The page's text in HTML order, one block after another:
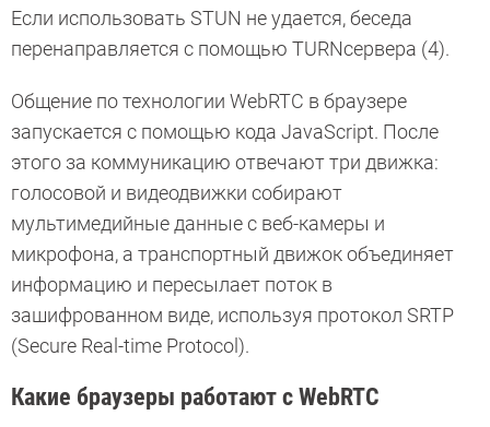
Если использовать STUN не удается, беседа
перенаправляется с помощью TURNсервера (4).
Общение по технологии WebRTC в браузере
запускается с помощью кода JavaScript. После
этого за коммуникацию отвечают три движка:
голосовой и видеодвижки собирают
мультимедийные данные с веб-камеры и
микрофона, а транспортный движок объединяет
информацию и пересылает поток в
зашифрованном виде, используя протокол SRTP
(Secure Real-time Protocol).
Какие браузеры работают с WebRTC